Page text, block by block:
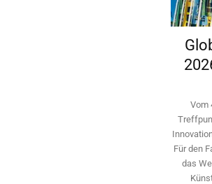
Vom
Für den
das